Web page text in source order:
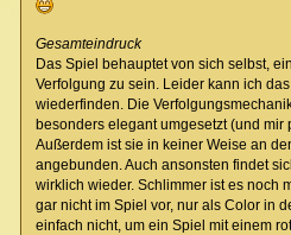
Gesamteindruck
Das Spiel behauptet von sich selbst,
Verfolgung zu sein. Leider kann ich
wiederfinden. Die
besonders elegant umgesetzt (und
Außerdem ist sie in keiner Weise an
angebunden. Auch ansonsten findet
wirklich wieder. Schlimmer ist es noch
gar nicht im Spiel vor, nur als Color in
einfach nicht, um ein Spiel mit einem